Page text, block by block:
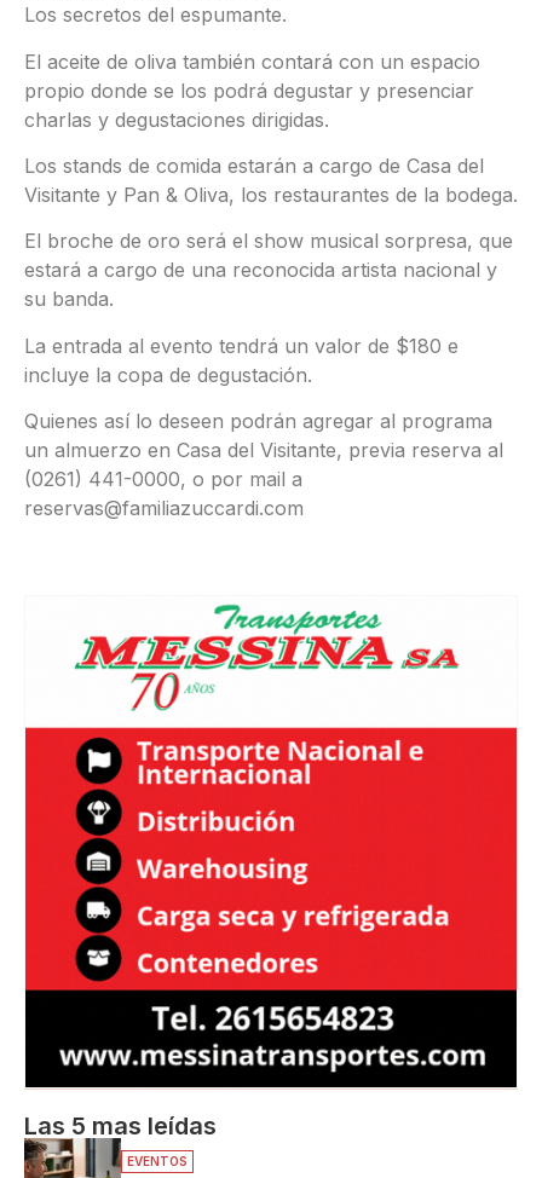
Los secretos del espumante.
El aceite de oliva también contará con un espacio
propio donde se los podrá degustar y presenciar
charlas y degustaciones dirigidas.
Los stands de comida estarán a cargo de Casa del
Visitante y Pan & Oliva, los restaurantes de la bodega.
El broche de oro será el show musical sorpresa, que
estará a cargo de una reconocida artista nacional y
su banda.
La entrada al evento tendrá un valor de $180 e
incluye la copa de degustación.
Quienes así lo deseen podrán agregar al programa
un almuerzo en Casa del Visitante, previa reserva al
(0261) 441-0000, o por mail a
reservas@familiazuccardi.com
Las 5 mas leídas
EVENTOS